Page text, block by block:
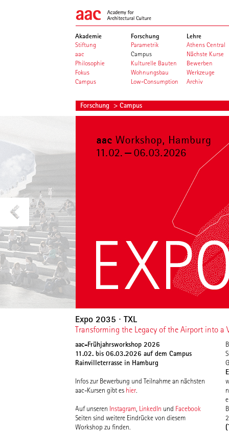
Akademie
Stiftung
aac
Philosophie
Fokus
Campus
Forschung
Parametrik
Campus
Kulturelle Bauten
Wohnungsbau
Low-Consumption
Lehre
Athens Central
Nächste Kurse
Bewerben
Werkzeuge
Archiv
Forschung > Campus
Expo 2035 ∙ TXL
Transforming the Legacy of the Airport into a
aac-Frühjahrsworkshop 2026
11.02. bis 06.03.2026 auf dem Campus
Rainvilleterrasse in Hamburg
Infos zur Bewerbung und Teilnahme an nächsten
aac-Kursen gibt es hier
Auf unseren Instagram LinkedIn und Facebook
Seiten sind weitere Eindrücke von diesem
Workshop zu finden.